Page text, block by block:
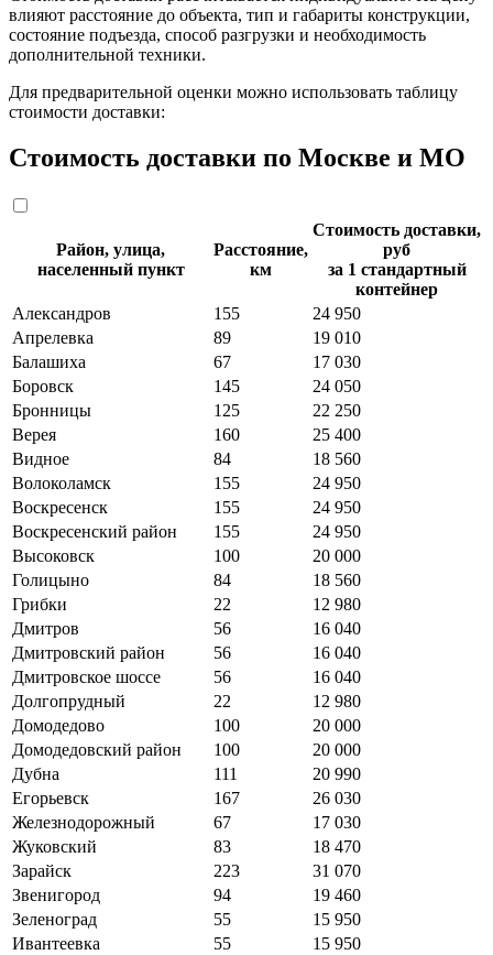
влияют расстояние до объекта, тип и габариты конструкции,
состояние подъезда, способ разгрузки и необходимость
дополнительной техники.
Для предварительной оценки можно использовать таблицу
стоимости доставки:
Стоимость доставки по Москве и МО
Район, улица,
населенный пункт
Расстояние,
км
Стоимость доставки,
руб
за 1 стандартный
контейнер
Александров
155
24 950
Апрелевка
89
19 010
Балашиха
67
17 030
Боровск
145
24 050
Бронницы
125
22 250
Верея
160
25 400
Видное
84
18 560
Волоколамск
155
24 950
Воскресенск
155
24 950
Воскресенский район
155
24 950
Высоковск
100
20 000
Голицыно
84
18 560
Грибки
22
12 980
Дмитров
56
16 040
Дмитровский район
56
16 040
Дмитровское шоссе
56
16 040
Долгопрудный
22
12 980
Домодедово
100
20 000
Домодедовский район
100
20 000
Дубна
111
20 990
Егорьевск
167
26 030
Железнодорожный
67
17 030
Жуковский
83
18 470
Зарайск
223
31 070
Звенигород
94
19 460
Зеленоград
55
15 950
Ивантеевка
55
15 950